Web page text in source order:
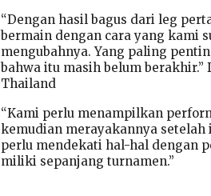
“Dengan hasil bagus dari leg
bermain dengan cara yang kami
mengubahnya. Yang paling
bahwa itu masih belum
Thailand
“Kami perlu menampilkan
kemudian merayakannya
perlu mendekati hal-hal dengan
miliki sepanjang turnamen.”